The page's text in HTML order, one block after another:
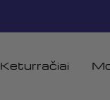
Keturračiai